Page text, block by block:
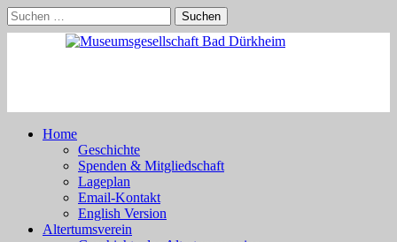
Skip
to
Suchen
nach:
Home
Geschichte
Spenden & Mitgliedschaft
Lageplan
Email-Kontakt
English Version
Altertumsverein